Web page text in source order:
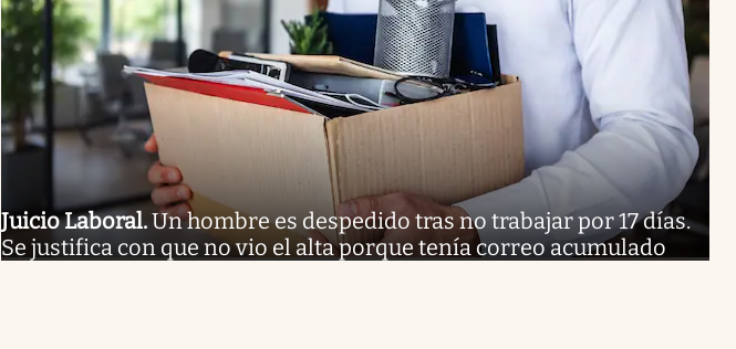
Juicio Laboral.Un hombre es despedido tras no trabajar por 17 días.
Se justifica con que no vio el alta porque tenía correo acumulado